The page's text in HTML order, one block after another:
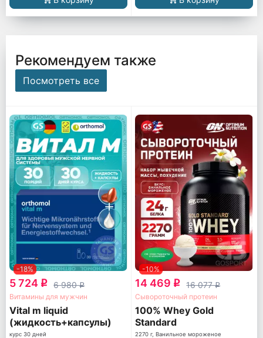
Рекомендуем также
Посмотреть все
-18%
5 724 q 6 980q
Витамины для мужчин
Vital m liquid
(жидкость+капсулы)
курс 30 дней
-10%
14 469 q 16 077q
Сывороточный протеин
100% Whey Gold
Standard
2270 г, Ванильное мороженое